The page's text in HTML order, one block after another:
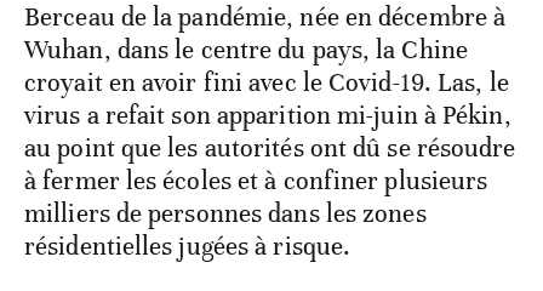
Berceau de la pandémie, née en décembre à
Wuhan, dans le centre du pays, la Chine
croyait en avoir fini avec le Covid-19. Las, le
virus a refait son apparition mi-juin à Pékin,
au point que les autorités ont dû se résoudre
à fermer les écoles et à confiner plusieurs
milliers de personnes dans les zones
résidentielles jugées à risque.